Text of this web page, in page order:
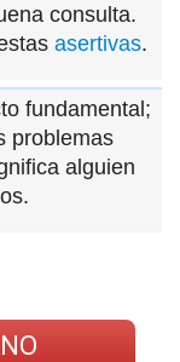
consulta.
asertivas.
fundamental;
problemas
alguien
NO